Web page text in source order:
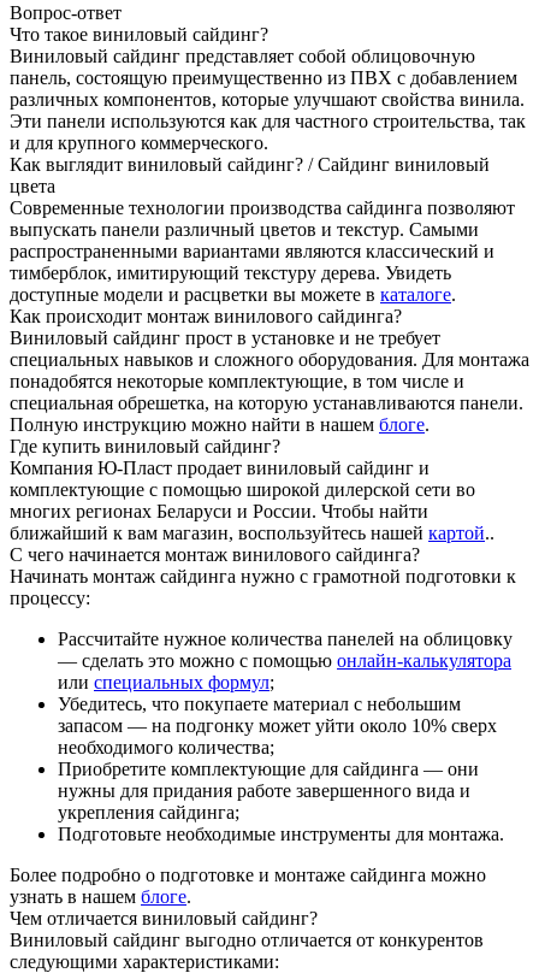
Вопрос-ответ
Что такое виниловый сайдинг?
Виниловый сайдинг представляет собой облицовочную
панель, состоящую преимущественно из ПВХ с добавлением
различных компонентов, которые улучшают свойства винила.
Эти панели используются как для частного строительства, так
и для крупного коммерческого.
Как выглядит виниловый сайдинг? / Cайдинг виниловый
цвета
Современные технологии производства сайдинга позволяют
выпускать панели различный цветов и текстур. Самыми
распространенными вариантами являются классический и
тимберблок, имитирующий текстуру дерева. Увидеть
доступные модели и расцветки вы можете в каталоге.
Как происходит монтаж винилового сайдинга?
Виниловый сайдинг прост в установке и не требует
специальных навыков и сложного оборудования. Для монтажа
понадобятся некоторые комплектующие, в том числе и
специальная обрешетка, на которую устанавливаются панели.
Полную инструкцию можно найти в нашем блоге.
Где купить виниловый сайдинг?
Компания Ю-Пласт продает виниловый сайдинг и
комплектующие с помощью широкой дилерской сети во
многих регионах Беларуси и России. Чтобы найти
ближайший к вам магазин, воспользуйтесь нашей картой..
С чего начинается монтаж винилового сайдинга?
Начинать монтаж сайдинга нужно с грамотной подготовки к
процессу:
Рассчитайте нужное количества панелей на облицовку
— сделать это можно с помощью онлайн-калькулятора
или специальных формул;
Убедитесь, что покупаете материал с небольшим
запасом — на подгонку может уйти около 10% сверх
необходимого количества;
Приобретите комплектующие для сайдинга — они
нужны для придания работе завершенного вида и
укрепления сайдинга;
Подготовьте необходимые инструменты для монтажа.
Более подробно о подготовке и монтаже сайдинга можно
узнать в нашем блоге.
Чем отличается виниловый сайдинг?
Виниловый сайдинг выгодно отличается от конкурентов
следующими характеристиками: